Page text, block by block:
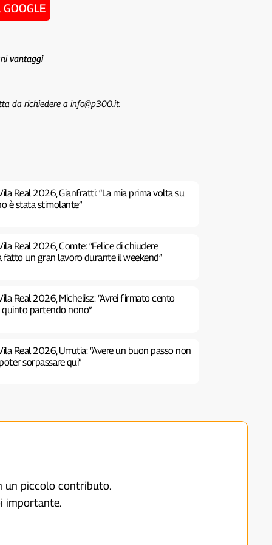
GOOGLE
vantaggi
da richiedere a info@p300.it.
Real 2026, Gianfratti: “La mia prima volta su
è stata stimolante”
Real 2026, Comte: “Felice di chiudere
fatto un gran lavoro durante il weekend”
Real 2026, Michelisz: “Avrei firmato cento
partendo nono”
Real 2026, Urrutia: “Avere un buon passo non
sorpassare qui”
un piccolo contributo.
importante.